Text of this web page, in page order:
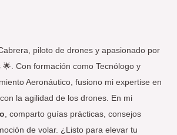
piloto de drones y apasionado por
Con formación como Tecnólogo y
Aeronáutico, fusiono mi expertise en
la agilidad de los drones. En mi
, comparto guías prácticas, consejos
de volar. ¿Listo para elevar tu